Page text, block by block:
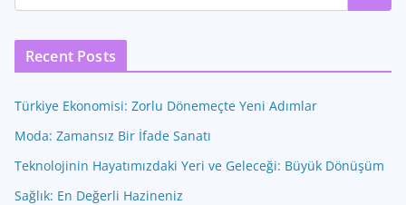
Recent Posts
Türkiye Ekonomisi: Zorlu Dönemeçte Yeni Adımlar
Moda: Zamansız Bir İfade Sanatı
Teknolojinin Hayatımızdaki Yeri ve Geleceği: Büyük Dönüşüm
Sağlık: En Değerli Hazineniz